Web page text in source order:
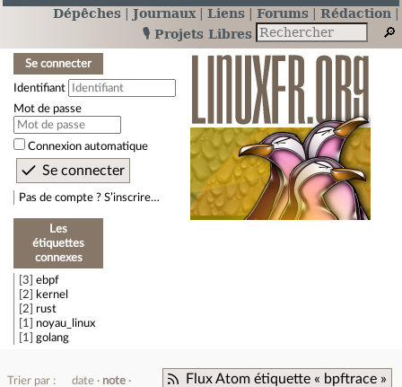
Dépêches Journaux Liens Forums
Rédaction
🎙️ Projets Libres
Se connecter
Identifiant
Mot de passe
Connexion automatique
Pas de compte ? S’inscrire…
Les
étiquettes
connexes
3
ebpf
2
kernel
2
rust
1
noyau_linux
1
golang
Flux Atom étiquette « bpftrace »
Trier par : date
note